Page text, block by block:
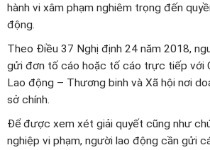
hành vi xâm phạm nghiêm trọng đến
động.
Theo Điều 37 Nghị định 24 năm 2018,
gửi đơn tố cáo hoặc tố cáo trực tiếp với
Lao động – Thương binh và Xã hội nơi
sở chính.
Để được xem xét giải quyết cũng như
nghiệp vi phạm, người lao động cần gửi